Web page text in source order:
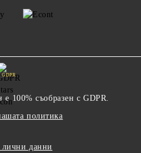
GDPR
100% съобразен с GDPR.
политика
данни